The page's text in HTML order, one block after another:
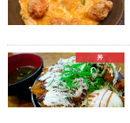
丼